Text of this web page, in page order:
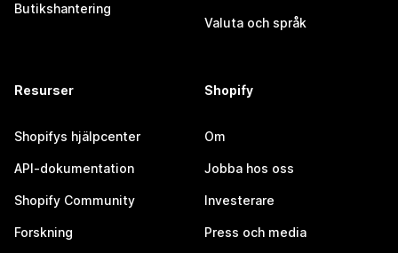
Butikshantering
Valuta och språk
Resurser
Shopifys hjälpcenter
API-dokumentation
Shopify Community
Forskning
Shopify
Om
Jobba hos oss
Investerare
Press och media